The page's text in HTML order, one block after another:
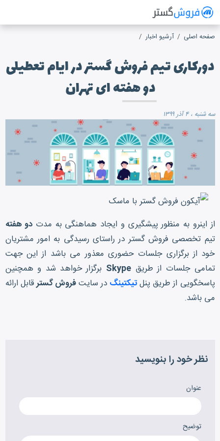
سیستم مدیریت فروش آنلاین
صفحه اصلی آرشیو اخبار
دورکاری تیم فروش گستر در ایام تعطیلی
دو هفته ای تهران
سه شنبه ، ۴ آذر ۱۳۹۹
از اینرو به منظور پیشگیری و ایجاد هماهنگی به مدت دو هفته
تیم تخصصی فروش گستر در راستای رسیدگی به امور مشتریان
خود از برگزاری جلسات حضوری معذور می باشد از این جهت
تمامی جلسات از طریقSkype برگزار خواهد شد و همچنین
پاسخگویی از طریق پنلتیکتینگ در سایتفروش گسترقابل ارائه
می باشد.
نظر خود را بنویسید
عنوان
توضیح